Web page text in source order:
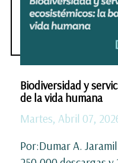
Biodiversidad y
de la vida humana
Martes, Abril 07,
Por:Dumar A.